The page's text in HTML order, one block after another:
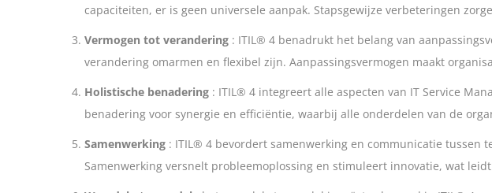
capaciteiten, er is geen universele aanpak. Stapsgewijze verbeteringen
Vermogen tot verandering : ITIL® 4 benadrukt het belang van
verandering omarmen en flexibel zijn. Aanpassingsvermogen maakt
Holistische benadering : ITIL® 4 integreert alle aspecten van IT Service
benadering voor synergie en efficiëntie, waarbij alle onderdelen van de
Samenwerking : ITIL® 4 bevordert samenwerking en communicatie tussen
Samenwerking versnelt probleemoplossing en stimuleert innovatie, wat